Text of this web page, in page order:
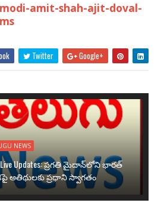
amit-shah-ajit-doval-
Twitter Google+
NEWS
Live Updates: ప్రగతి మైదాన్‌లోని భారత్
అతిథులకు ప్రధాని స్వాగతం